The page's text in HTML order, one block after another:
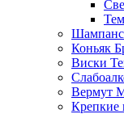
Коньяк
Виски
Вермут
Крепкие